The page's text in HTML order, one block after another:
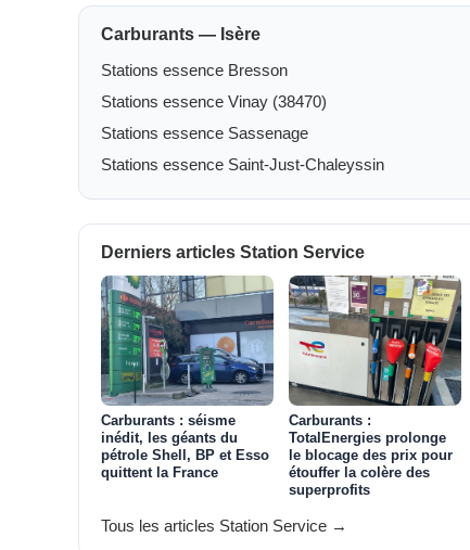
Carburants — Isère
Stations essence Bresson
Stations essence Vinay (38470)
Stations essence Sassenage
Stations essence Saint-Just-Chaleyssin
Derniers articles Station Service
Carburants : séisme
inédit, les géants du
pétrole Shell, BP et Esso
quittent la France
Carburants :
TotalEnergies prolonge
le blocage des prix pour
étouffer la colère des
superprofits
Tous les articles Station Service →